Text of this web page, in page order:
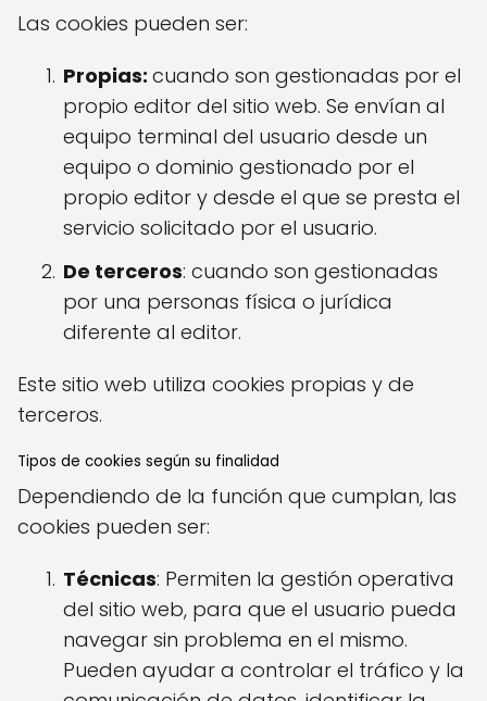
Las cookies pueden ser:
Propias: cuando son gestionadas por el
propio editor del sitio web. Se envían al
equipo terminal del usuario desde un
equipo o dominio gestionado por el
propio editor y desde el que se presta el
servicio solicitado por el usuario.
De terceros: cuando son gestionadas
por una personas física o jurídica
diferente al editor.
Este sitio web utiliza cookies propias y de
terceros.
Tipos de cookies según su finalidad
Dependiendo de la función que cumplan, las
cookies pueden ser:
Técnicas: Permiten la gestión operativa
del sitio web, para que el usuario pueda
navegar sin problema en el mismo.
Pueden ayudar a controlar el tráfico y la